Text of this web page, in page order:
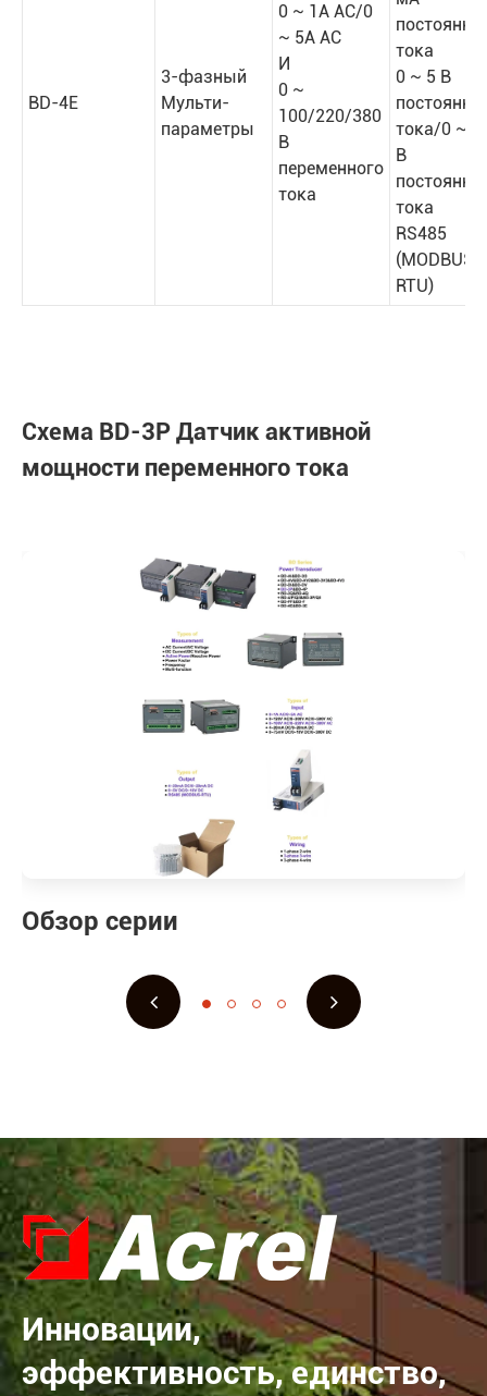
BD-4E
3-фазный
Мульти-
параметры
0 ~ 1A AC/0
~ 5A AC
И
0 ~
100/220/380
В
переменного
тока
тока
0 ~ 5 В
тока/0 ~
В
тока
RS485
(MODBUS-
RTU)
Схема BD-3P Датчик активной
мощности переменного тока
Обзор серии
Инновации,
эффективность, единство,